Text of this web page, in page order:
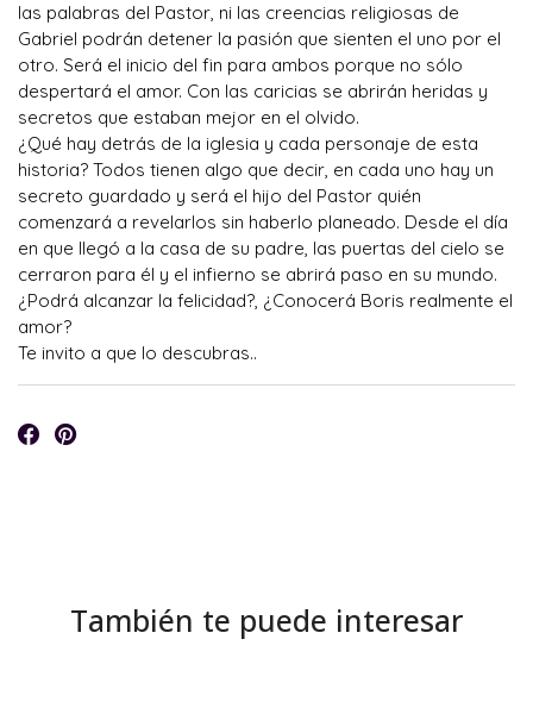
las palabras del Pastor, ni las creencias religiosas de
Gabriel podrán detener la pasión que sienten el uno por el
otro. Será el inicio del fin para ambos porque no sólo
despertará el amor. Con las caricias se abrirán heridas y
secretos que estaban mejor en el olvido.
¿Qué hay detrás de la iglesia y cada personaje de esta
historia? Todos tienen algo que decir, en cada uno hay un
secreto guardado y será el hijo del Pastor quién
comenzará a revelarlos sin haberlo planeado. Desde el día
en que llegó a la casa de su padre, las puertas del cielo se
cerraron para él y el infierno se abrirá paso en su mundo.
¿Podrá alcanzar la felicidad?, ¿Conocerá Boris realmente el
amor?
Te invito a que lo descubras..
También te puede interesar